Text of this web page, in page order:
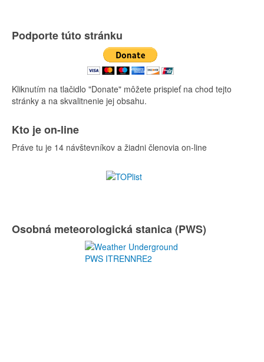
Podporte túto stránku
Kliknutím na tlačidlo "Donate" môžete prispieť na chod tejto
stránky a na skvalitnenie jej obsahu.
Kto je on-line
Práve tu je 14 návštevníkov a žiadni členovia on-line
Osobná meteorologická stanica (PWS)